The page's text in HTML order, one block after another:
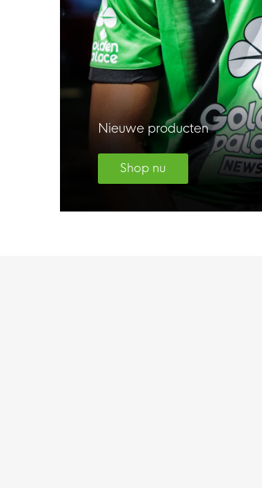
Nieuwe producten
Shop nu